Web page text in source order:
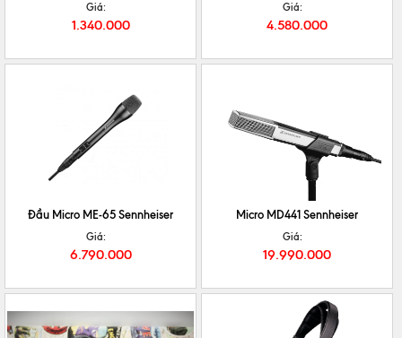
Giá:
1.340.000
Giá:
4.580.000
Đầu Micro ME-65 Sennheiser
Giá:
6.790.000
MUA NGAY
Micro MD441 Sennheiser
Giá:
19.990.000